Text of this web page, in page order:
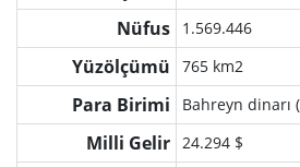
Nüfus 1.569.446
Yüzölçümü 765 km2
Para Birimi Bahreyn dinarı
Milli Gelir 24.294 $